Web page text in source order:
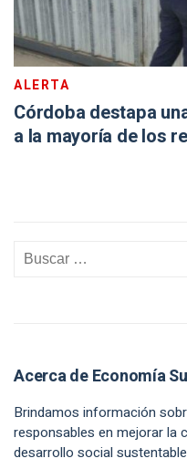
ALERTA
Córdoba destapa
a la mayoría de los
Acerca de Economía
Brindamos información
responsables en mejorar la
desarrollo social